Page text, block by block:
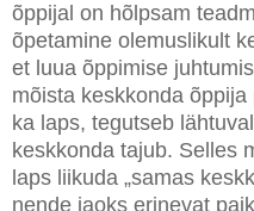
õppijal on hõlpsam
õpetamine olemuslikult
et luua õppimise
mõista keskkonda
ka laps, tegutseb
keskkonda tajub. Selles
laps liikuda „samas
nende jaoks erinevat